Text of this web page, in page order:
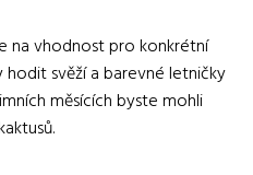
na vhodnost pro konkrétní
svěží a barevné letničky
měsících byste mohli